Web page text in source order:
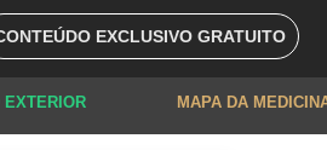
EXCLUSIVO GRATUITO
EXTERIOR MAPA DA